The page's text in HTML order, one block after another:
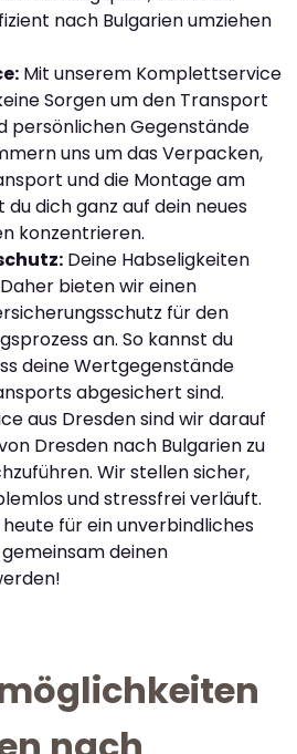
nach Bulgarien umziehen
Mit unserem Komplettservice
Sorgen um den Transport
persönlichen Gegenstände
uns um das Verpacken,
und die Montage am
du dich ganz auf dein neues
konzentrieren.
Deine Habseligkeiten
bieten wir einen
für den
an. So kannst du
deine Wertgegenstände
abgesichert sind.
aus Dresden sind wir darauf
Dresden nach Bulgarien zu
Wir stellen sicher,
und stressfrei verläuft.
für ein unverbindliches
deinen